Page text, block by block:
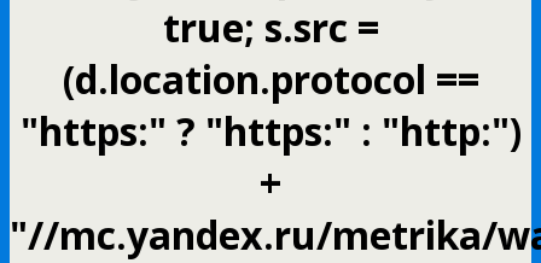
true; s.src =
(d.location.protocol ==
"https:" ? "https:" : "http:")
+
"//mc.yandex.ru/metrika/